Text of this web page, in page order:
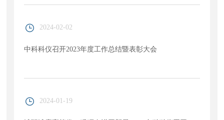
2024-02-02
中科科仪召开2023年度工作总结暨表彰大会
2024-01-19